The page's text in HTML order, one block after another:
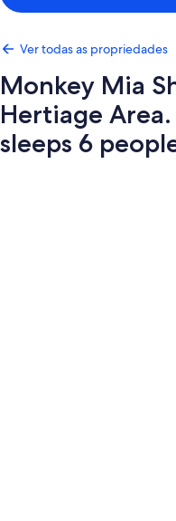
Ver todas as propriedades
Monkey Mia
Hertiage
sleeps 6